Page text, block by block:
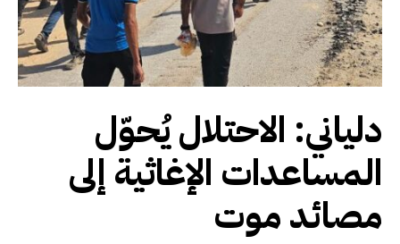
دلياني: الاحتلال يُحوّل
المساعدات الإغاثية إلى
مصائد موت